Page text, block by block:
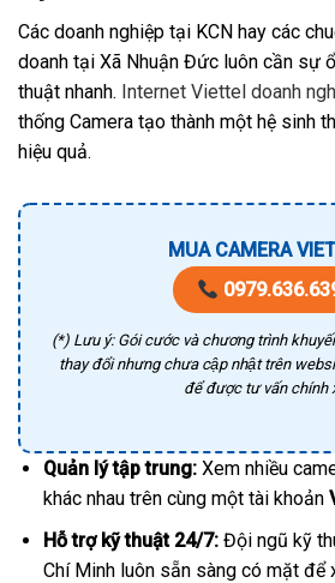
Các doanh nghiệp tại KCN hay các
doanh tại Xã Nhuận Đức luôn cần sự
thuật nhanh. Internet Viettel doanh
thống Camera tạo thành một hệ sinh
hiệu quả.
MUA CAMERA
(*) Lưu ý: Gói cước và chương trình
thay đổi nhưng chưa cập nhật trên
để được tư vấn chính
Quản lý tập trung:Xem nhiều
khác nhau trên cùng một tài khoản
Hỗ trợ kỹ thuật 24/7:Đội ngũ kỹ
Chí Minh luôn sẵn sàng có mặt